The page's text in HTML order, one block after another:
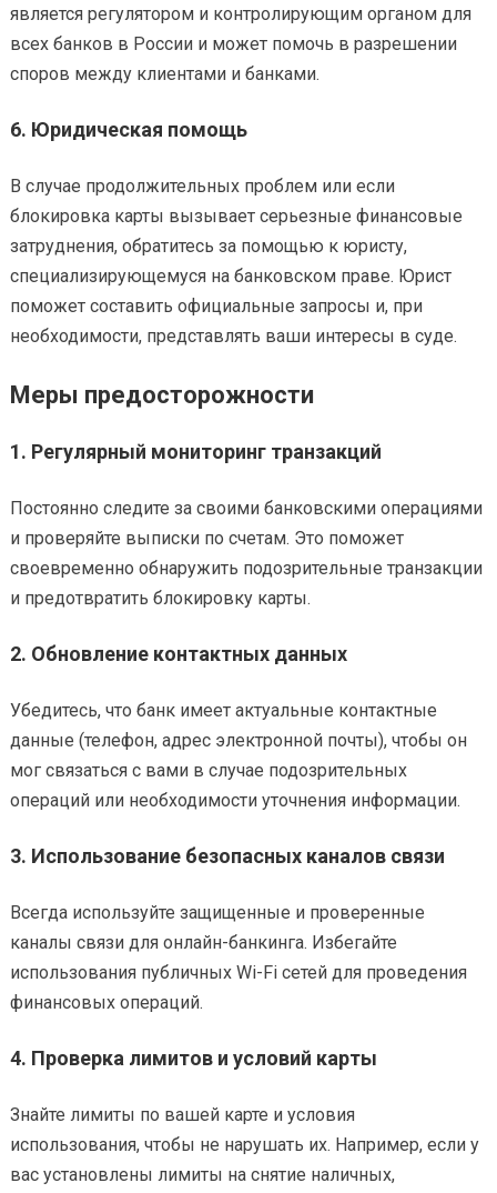
является регулятором и контролирующим органом для
всех банков в России и может помочь в разрешении
споров между клиентами и банками.
6. Юридическая помощь
В случае продолжительных проблем или если
блокировка карты вызывает серьезные финансовые
затруднения, обратитесь за помощью к юристу,
специализирующемуся на банковском праве. Юрист
поможет составить официальные запросы и, при
необходимости, представлять ваши интересы в суде.
Меры предосторожности
1. Регулярный мониторинг транзакций
Постоянно следите за своими банковскими операциями
и проверяйте выписки по счетам. Это поможет
своевременно обнаружить подозрительные транзакции
и предотвратить блокировку карты.
2. Обновление контактных данных
Убедитесь, что банк имеет актуальные контактные
данные (телефон, адрес электронной почты), чтобы он
мог связаться с вами в случае подозрительных
операций или необходимости уточнения информации.
3. Использование безопасных каналов связи
Всегда используйте защищенные и проверенные
каналы связи для онлайн-банкинга. Избегайте
использования публичных Wi-Fi сетей для проведения
финансовых операций.
4. Проверка лимитов и условий карты
Знайте лимиты по вашей карте и условия
использования, чтобы не нарушать их. Например, если у
вас установлены лимиты на снятие наличных,